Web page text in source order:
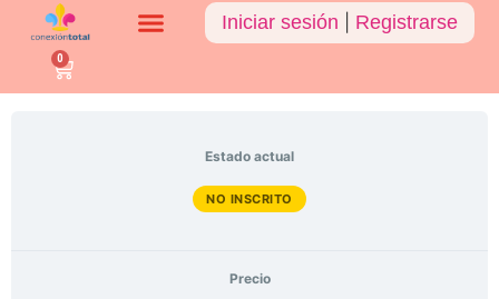
Iniciar sesión Registrarse
0
Estado actual
NO INSCRITO
Precio